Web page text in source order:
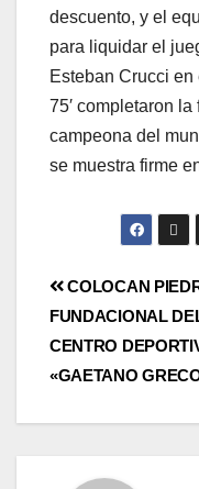
descuento, y el
para liquidar el
Esteban Crucci en
75′ completaron
campeona del
se muestra firme
COLOCAN
FUNDACIONAL
CENTRO
«GAETANO